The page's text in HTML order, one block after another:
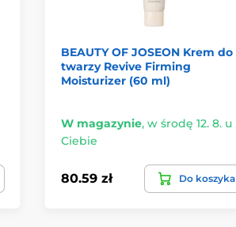
BEAUTY OF JOSEON Krem do
twarzy Revive Firming
Moisturizer (60 ml)
W magazynie, w środę 12. 8. u
Ciebie
80.59 zł Do koszyka